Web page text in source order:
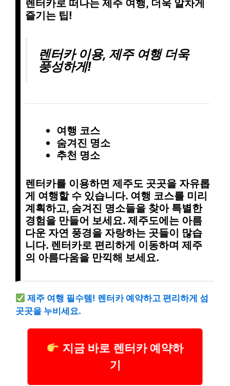
렌터카로 떠나는 제주 여행, 더욱 알차게
즐기는 팁!
렌터카 이용, 제주 여행 더욱
풍성하게!
여행 코스
숨겨진 명소
추천 명소
렌터카를 이용하면 제주도 곳곳을 자유롭
게 여행할 수 있습니다. 여행 코스를 미리
계획하고, 숨겨진 명소들을 찾아 특별한
경험을 만들어 보세요. 제주도에는 아름
다운 자연 풍경을 자랑하는 곳들이 많습
니다. 렌터카로 편리하게 이동하며 제주
의 아름다움을 만끽해 보세요.
제주 여행 필수템! 렌터카 예약하고 편리하게 섬
곳곳을 누비세요.
지금 바로 렌터카 예약하
기